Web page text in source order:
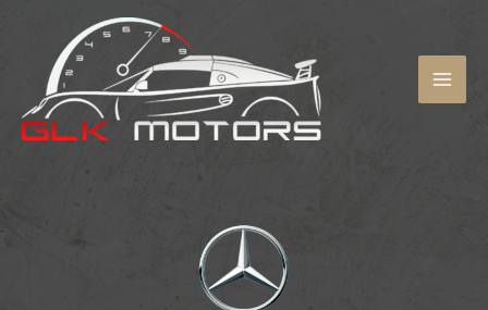
contenu